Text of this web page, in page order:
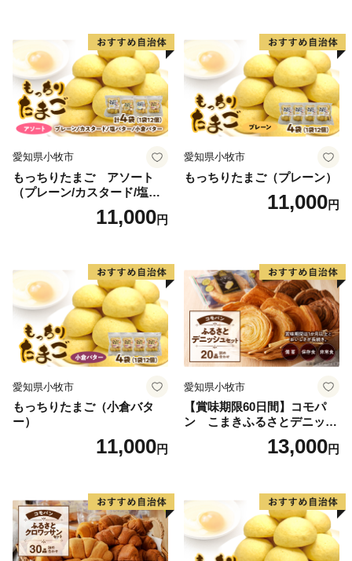
愛知県小牧市
もっちりたまご アソート
（プレーン/カスタード/塩バ
ター/小倉バター）11,000円
愛知県小牧市
もっちりたまご（プレーン）
11,000円
愛知県小牧市
もっちりたまご（小倉バタ
ー）
11,000円
愛知県小牧市
【賞味期限60日間】コモパ
ン こまきふるさとデニッシ
ュセット（20個入り）／災害
用備蓄 保存食 非常食 防災グ
13,000円